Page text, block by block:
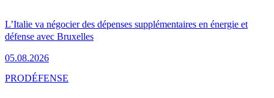
L’Italie va négocier des dépenses supplémentaires en énergie et
défense avec Bruxelles
05.08.2026
PRODÉFENSE